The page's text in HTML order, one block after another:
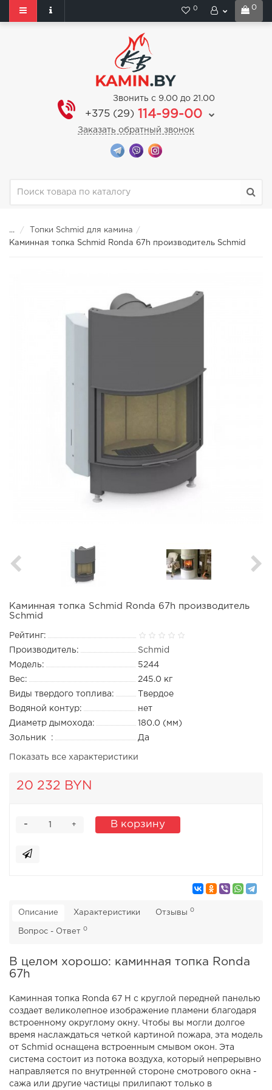
0
0
Звонить с 9.00 до 21.00
+375 (29) 114-99-00
Заказать обратный звонок
...
Топки Schmid для камина
Каминная топка Schmid Ronda 67h производитель Schmid
Каминная топка Schmid Ronda 67h производитель
Schmid
Рейтинг:
Производитель:
Schmid
Модель:
5244
Вес:
245.0 кг
Виды твердого топлива:
Твердое
Водяной контур:
нет
Диаметр дымохода:
180.0 (мм)
Зольник :
Да
Показать все характеристики
20 232 BYN
+
- В корзину
Описание Характеристики Отзывы 0
Вопрос - Ответ 0
В целом хорошо: каминная топка Ronda
67h
Каминная топка Ronda 67 H с круглой передней панелью
создает великолепное изображение пламени благодаря
встроенному округлому окну. Чтобы вы могли долгое
время наслаждаться четкой картиной пожара, эта модель
от Schmid оснащена встроенным смывом окон. Эта
система состоит из потока воздуха, который непрерывно
направляется по внутренней стороне смотрового окна -
сажа или другие частицы прилипают только в